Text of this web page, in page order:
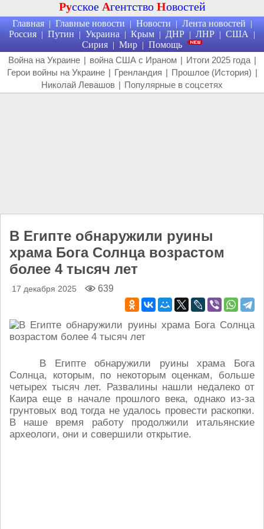
Русское Агентство Новостей
Главная | Главные новости | Новости | Лента новостей |
Россия | Путин | Украина | Крым | ДНР | ЛНР | США |
Сирия | Мир | Помощь
Война на Украине | война США с Ираном | Итоги 2025 года |
Герои войны на Украине | Гренландия | Прошлое (История) |
Николай Левашов | Популярные в соцсетях
В Египте обнаружили руины
храма Бога Солнца возрастом
более 4 тысяч лет
17 декабря 2025 639
В Египте обнаружили руины храма Бога
Солнца, которым, по некоторым оценкам, больше
четырех тысяч лет. Развалины нашли недалеко от
Каира еще в начале прошлого века, однако из-за
грунтовых вод тогда не удалось провести раскопки.
В наше время работу продолжили итальянские
археологи, они и совершили открытие.